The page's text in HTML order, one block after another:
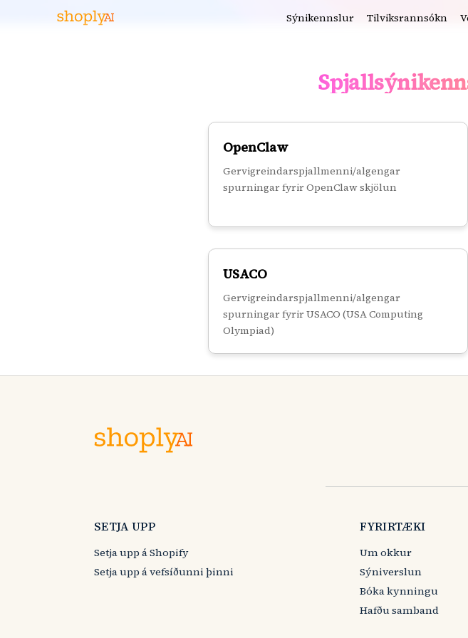
Sýnikennslur Tilviksrannsókn
OpenClaw
Gervigreindarspjallmenni/algengar
spurningar fyrir OpenClaw skjölun
USACO
Gervigreindarspjallmenni/algengar
spurningar fyrir USACO (USA Computing
Olympiad)
SETJA UPP
Setja upp á Shopify
Setja upp á vefsíðunni þinni
FYRIRTÆKI
Um okkur
Sýniverslun
Bóka kynningu
Hafðu samband